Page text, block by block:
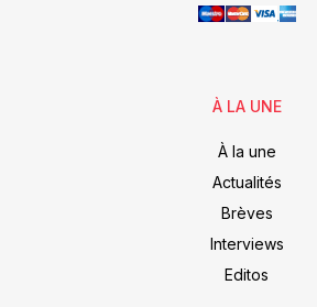
À LA UNE
À la une
Actualités
Brèves
Interviews
Editos